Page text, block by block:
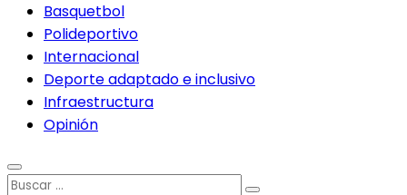
Basquetbol
Polideportivo
Internacional
Deporte adaptado e inclusivo
Infraestructura
Opinión
Buscar